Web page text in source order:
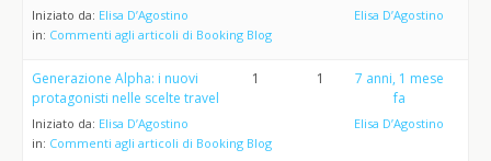
Iniziato da: Elisa D’Agostino
in: Commenti agli articoli di Booking Blog
Elisa D’Agostino
Generazione Alpha: i nuovi
protagonisti nelle scelte travel
Iniziato da: Elisa D’Agostino
in: Commenti agli articoli di Booking Blog
1 1
7 anni, 1 mese
fa
Elisa D’Agostino